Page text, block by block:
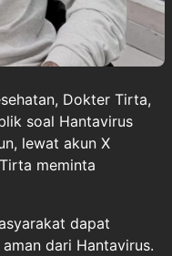
Dokter Tirta,
soal Hantavirus
lewat akun X
meminta
dapat
dari Hantavirus.